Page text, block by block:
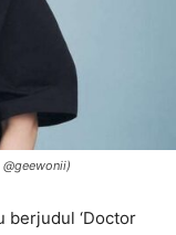
berjudul ‘Doctor